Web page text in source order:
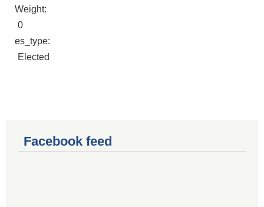
Weight:
0
es_type:
Elected
Facebook feed